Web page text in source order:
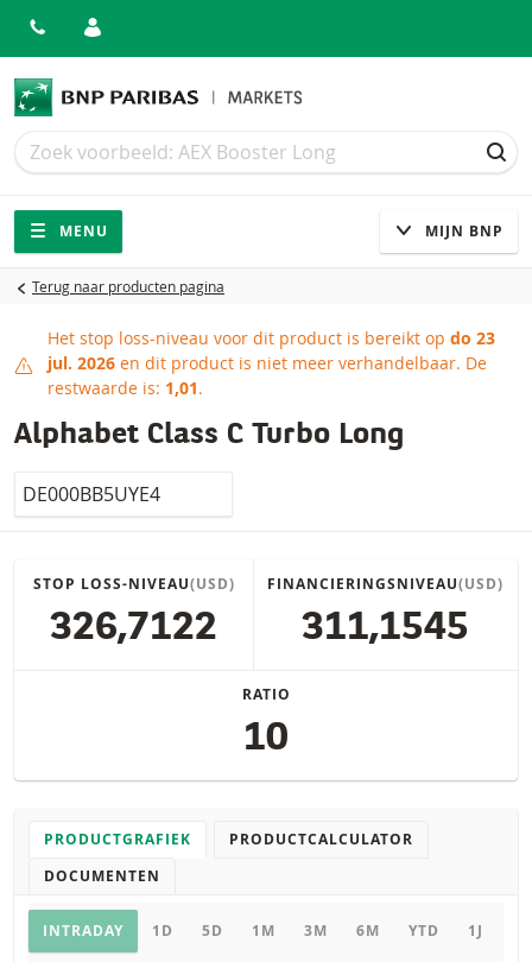
Zoek
Zoek
Navigatie
Site navigatie
MENU MIJN BNP
Terug naar producten pagina
Stop loss-niveau bereikt
Het stop loss-niveau voor dit product is bereikt op do 23
jul. 2026 en dit product is niet meer verhandelbaar. De
restwaarde is: 1,01.
Alphabet Class C Turbo Long
Isin
STOP LOSS-NIVEAU(USD)
326,7122
FINANCIERINGSNIVEAU(USD)
311,1545
RATIO
10
PRODUCTGRAFIEK
PRODUCTCALCULATOR
DOCUMENTEN
Productgrafiek
INTRADAY 1D 5D 1M 3M 6M YTD 1J